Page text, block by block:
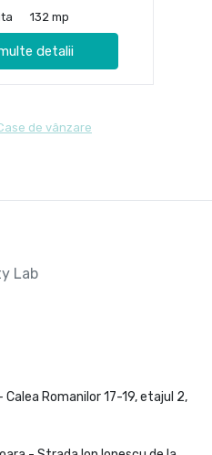
132 mp
detalii
de vânzare
Romanilor 17-19, etajul 2,